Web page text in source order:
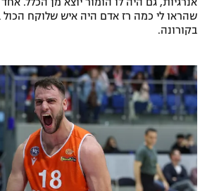
תקנון פעילות ספורט 1
רשיון להקרנה פומבית לבית עסק
הצטרפות לחבילת הערוצים
לוח דרושים – ג'ובנט
תגיות
אנרגיות, גם היה לו הומור יוצא מן הכלל.
שהראו לי כמה רז אדם היה איש שלוקח הכול
בקורונה.